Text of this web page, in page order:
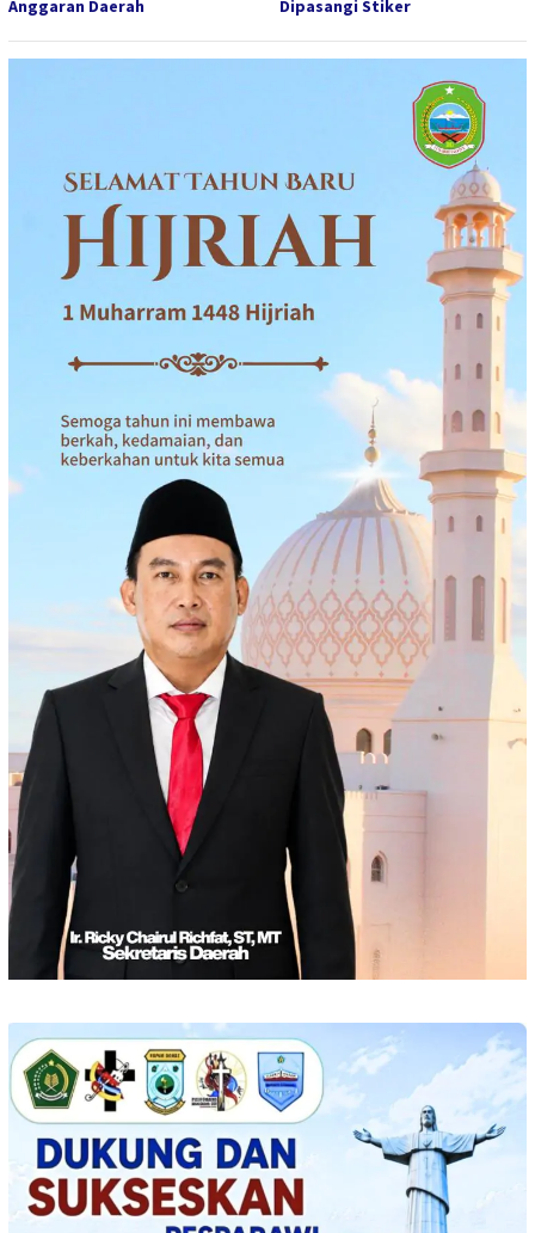
Anggaran Daerah Dipasangi Stiker